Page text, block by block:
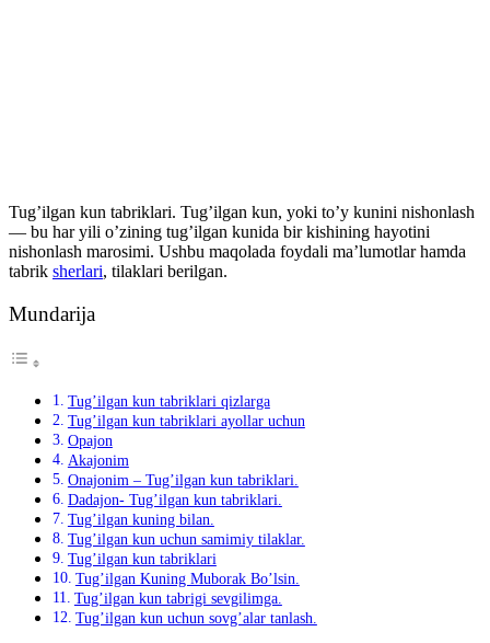
Tug’ilgan kun tabriklari. Tug’ilgan kun, yoki to’y kunini nishonlash
— bu har yili o’zining tug’ilgan kunida bir kishining hayotini
nishonlash marosimi. Ushbu maqolada foydali ma’lumotlar hamda
tabrik sherlari, tilaklari berilgan.
Mundarija
Tug’ilgan kun tabriklari qizlarga
Tug’ilgan kun tabriklari ayollar uchun
Opajon
Akajonim
Onajonim – Tug’ilgan kun tabriklari.
Dadajon- Tug’ilgan kun tabriklari.
Tug’ilgan kuning bilan.
Tug’ilgan kun uchun samimiy tilaklar.
Tug’ilgan kun tabriklari
Tug’ilgan Kuning Muborak Bo’lsin.
Tug’ilgan kun tabrigi sevgilimga.
Tug’ilgan kun uchun sovg’alar tanlash.